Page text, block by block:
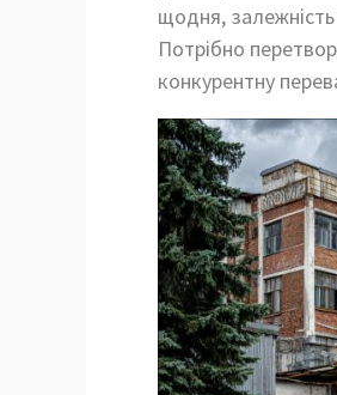
щодня,
Потрібно
конкурентну